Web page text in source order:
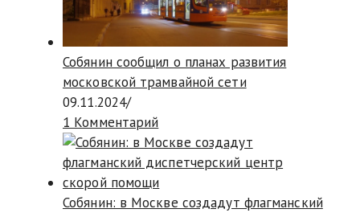
Собянин сообщил о планах развития
московской трамвайной сети
09.11.2024/
1 Комментарий
Собянин: в Москве создадут флагманский